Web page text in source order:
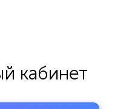
кабинет